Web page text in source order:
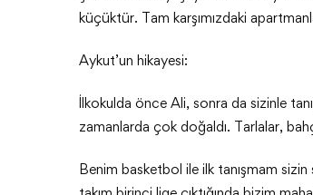
küçüktür. Tam karşımızdaki
Aykut’un hikayesi:
İlkokulda önce Ali, sonra da sizinle
zamanlarda çok doğaldı. Tarlalar,
Benim basketbol ile ilk tanışmam sizin